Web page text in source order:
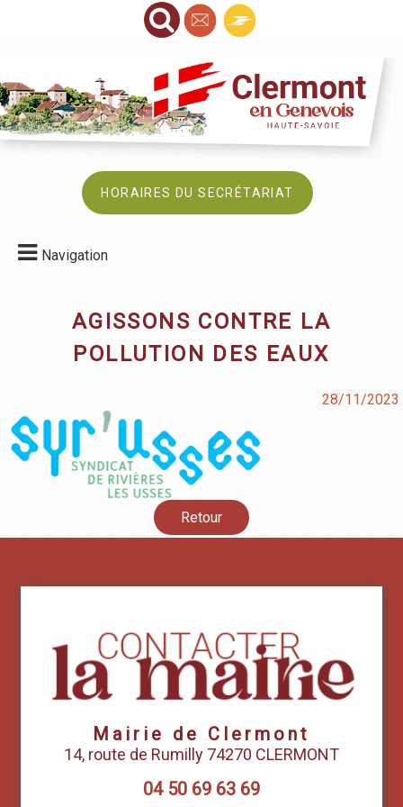
HORAIRES DU SECRÉTARIAT
Navigation
AGISSONS CONTRE LA
POLLUTION DES EAUX
28/11/2023
Retour
Mairie de Clermont
14, route de Rumilly 74270 CLERMONT
04 50 69 63 69